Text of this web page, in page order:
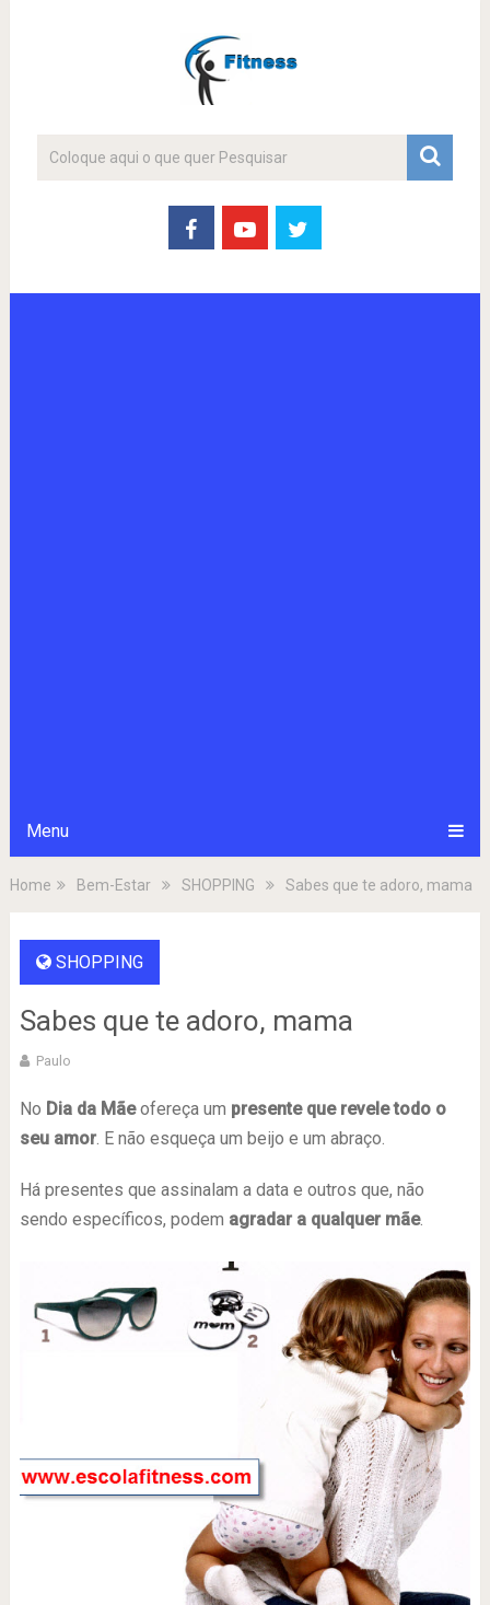
Menu
Home Bem-Estar SHOPPING Sabes que te adoro, mama
SHOPPING
Sabes que te adoro, mama
Paulo
No Dia da Mãeofereça um presente que revele todo o
seu amor. E não esqueça um beijo e um abraço.
Há presentes que assinalam a data e outros que, não
sendo específicos, podem agradar a qualquer mãe.